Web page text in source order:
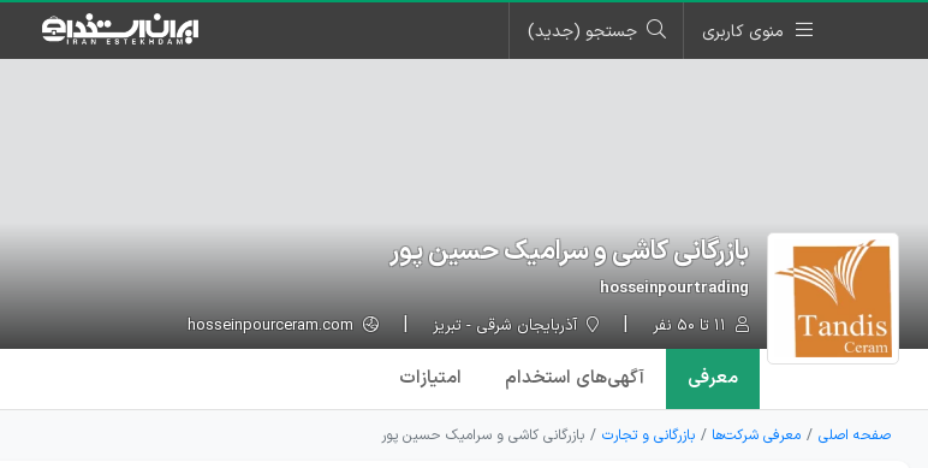
منوی کاربری جستجو (جدید)
بازرگانی کاشی و سرامیک حسین پور
hosseinpourtrading
آذربایجان شرقی - تبریز
معرفی آگهی‌های استخدام امتیازات
صفحه اصلی معرفی شرکت‌ها بازرگانی و تجارت بازرگانی کاشی و سرامیک حسین پور